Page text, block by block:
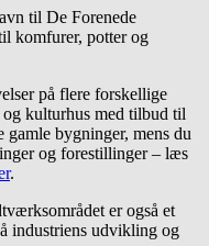
til De Forenede
komfurer, potter og
på flere forskellige
og kulturhus med tilbud til
gamle bygninger, mens du
og forestillinger – læs
.
er også et
industriens udvikling og